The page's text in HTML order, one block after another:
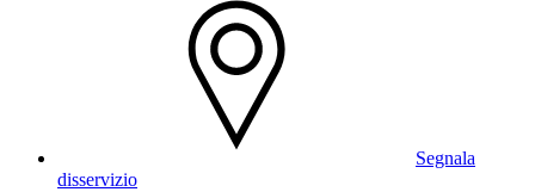
Segnala
disservizio